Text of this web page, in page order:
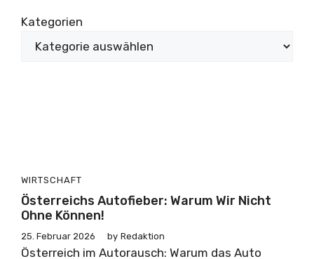
Kategorien
WIRTSCHAFT
Österreichs Autofieber: Warum Wir Nicht
Ohne Können!
25. Februar 2026 by Redaktion
Österreich im Autorausch: Warum das Auto